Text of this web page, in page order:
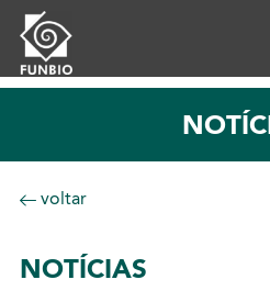
voltar
NOTÍCIAS